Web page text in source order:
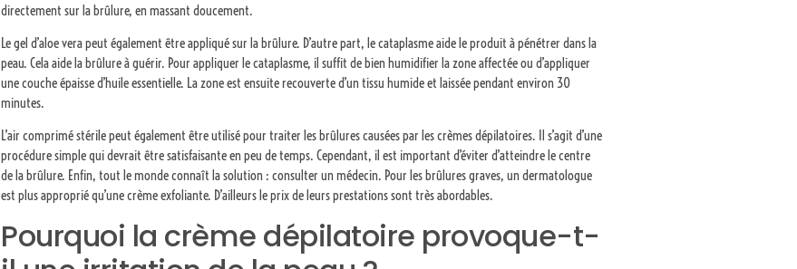
directement sur la brûlure, en massant doucement.
Le gel d’aloe vera peut également être appliqué sur la brûlure. D’autre part, le cataplasme aide le produit à pénétrer dans la
peau. Cela aide la brûlure à guérir. Pour appliquer le cataplasme, il suffit de bien humidifier la zone affectée ou d’appliquer
une couche épaisse d’huile essentielle. La zone est ensuite recouverte d’un tissu humide et laissée pendant environ 30
minutes.
L’air comprimé stérile peut également être utilisé pour traiter les brûlures causées par les crèmes dépilatoires. Il s’agit d’une
procédure simple qui devrait être satisfaisante en peu de temps. Cependant, il est important d’éviter d’atteindre le centre
de la brûlure. Enfin, tout le monde connaît la solution : consulter un médecin. Pour les brûlures graves, un dermatologue
est plus approprié qu’une crème exfoliante. D’ailleurs le prix de leurs prestations sont très abordables.
Pourquoi la crème dépilatoire provoque-t-